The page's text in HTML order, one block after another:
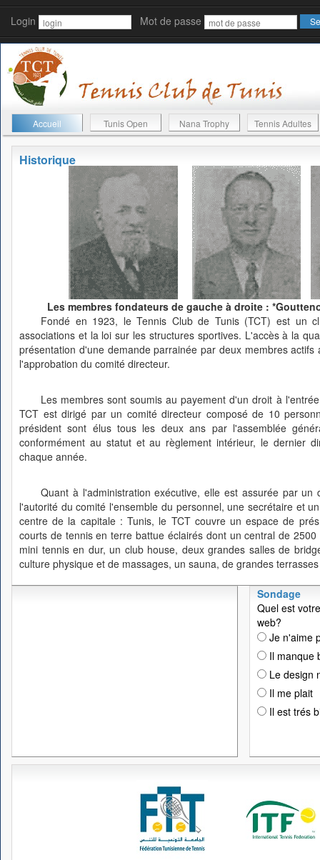
Login Mot de passe
Accueil Tunis Open Nana Trophy Tennis Adultes
Historique
Les membres fondateurs de gauche à droite :
Fondé en 1923, le Tennis Club de Tunis (TCT) est un
associations et la loi sur les structures sportives. L'accès à la
présentation d'une demande parrainée par deux membres
l'approbation du comité directeur.
Les membres sont soumis au payement d'un droit à
TCT est dirigé par un comité directeur composé de 10
président sont élus tous les deux ans par l'assemblée
conformément au statut et au règlement intérieur, le dernier
chaque année.
Quant à l'administration exécutive, elle est assurée par
l'autorité du comité l'ensemble du personnel, une secrétaire et
centre de la capitale : Tunis, le TCT couvre un espace de
courts de tennis en terre battue éclairés dont un central de
mini tennis en dur, un club house, deux grandes salles de
culture physique et de massages, un sauna, de grandes
Sondage
Quel est
web?
Je n'aime
Il manque
Le design
Il me plait
Il est trés